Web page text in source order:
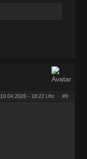
10.04.2026 - 18:22 Uhr · #9